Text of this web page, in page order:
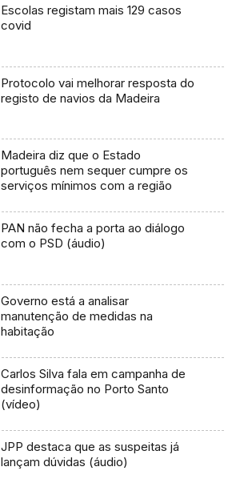
Escolas registam mais 129 casos
covid
Protocolo vai melhorar resposta do
registo de navios da Madeira
Madeira diz que o Estado
português nem sequer cumpre os
serviços mínimos com a região
PAN não fecha a porta ao diálogo
com o PSD (áudio)
Governo está a analisar
manutenção de medidas na
habitação
Carlos Silva fala em campanha de
desinformação no Porto Santo
(vídeo)
JPP destaca que as suspeitas já
lançam dúvidas (áudio)